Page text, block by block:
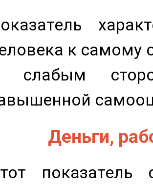
к самому
слабым
Деньги,
показатель